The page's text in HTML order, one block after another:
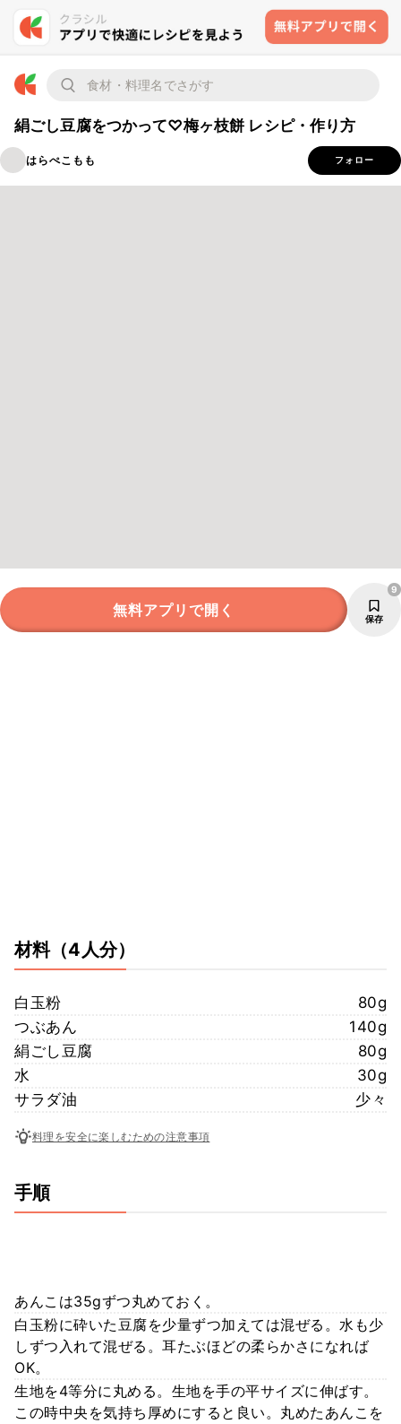
絹ごし豆腐をつかって♡梅ヶ枝餅 レシピ・作り方
はらぺこもも フォロー
無料アプリで開く 保存
9
材料（4人分）
白玉粉
80g
つぶあん
140g
絹ごし豆腐
80g
水
30g
サラダ油
少々
料理を安全に楽しむための注意事項
手順
あんこは35gずつ丸めておく。
白玉粉に砕いた豆腐を少量ずつ加えては混ぜる。水も少
しずつ入れて混ぜる。耳たぶほどの柔らかさになれば
OK。
生地を4等分に丸める。生地を手の平サイズに伸ばす。
この時中央を気持ち厚めにすると良い。丸めたあんこを